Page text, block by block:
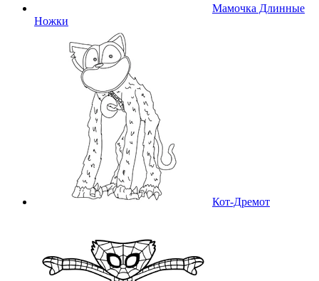
Мамочка Длинные
Ножки
Кот-Дремот